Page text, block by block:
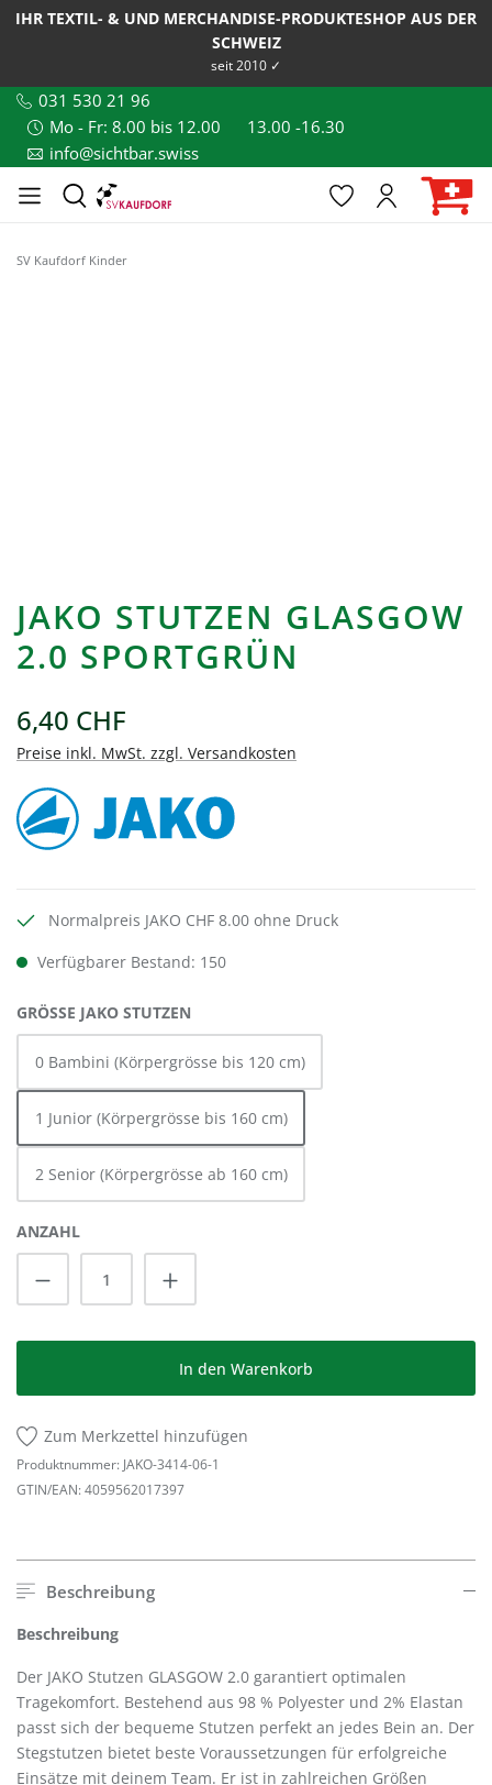
IHR TEXTIL- & UND MERCHANDISE-PRODUKTESHOP AUS DER
SCHWEIZ
seit 2010 ✓
031 530 21 96
Mo - Fr: 8.00 bis 12.00
13.00 -16.30
info@sichtbar.swiss
SV Kaufdorf Kinder
JAKO STUTZEN GLASGOW
2.0 SPORTGRÜN
6,40 CHF
Preise inkl. MwSt. zzgl. Versandkosten
Normalpreis JAKO CHF 8.00 ohne Druck
Verfügbarer Bestand: 150
GRÖSSE JAKO STUTZEN
0 Bambini (Körpergrösse bis 120 cm)
1 Junior (Körpergrösse bis 160 cm)
2 Senior (Körpergrösse ab 160 cm)
ANZAHL
Produkt Anzahl: Gib den gewünschten
In den Warenkorb
Zum Merkzettel hinzufügen
Produktnummer: JAKO-3414-06-1
GTIN/EAN: 4059562017397
Beschreibung
Beschreibung
Der JAKO Stutzen GLASGOW 2.0 garantiert optimalen
Tragekomfort. Bestehend aus 98 % Polyester und 2% Elastan
passt sich der bequeme Stutzen perfekt an jedes Bein an. Der
Stegstutzen bietet beste Voraussetzungen für erfolgreiche
Einsätze mit deinem Team. Er ist in zahlreichen Größen